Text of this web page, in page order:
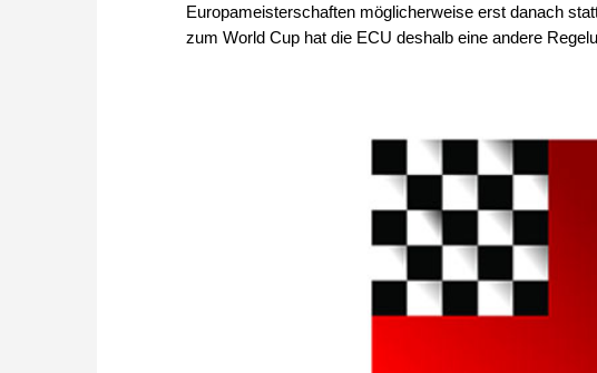
Europameisterschaften möglicherweise erst danach
zum World Cup hat die ECU deshalb eine andere